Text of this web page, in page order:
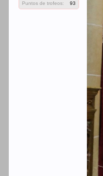
Puntos de trofeos:
93